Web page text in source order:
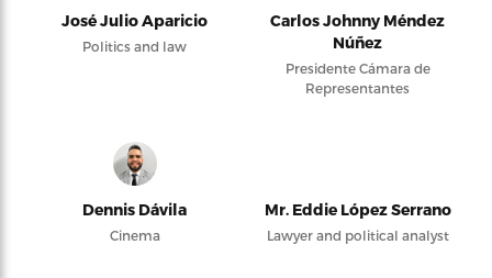
José Julio Aparicio
Politics and law
Carlos Johnny Méndez
Núñez
Presidente Cámara de
Representantes
Dennis Dávila
Cinema
Mr. Eddie López Serrano
Lawyer and political analyst